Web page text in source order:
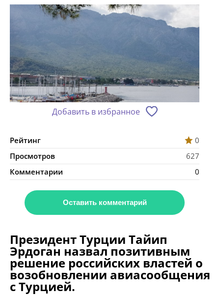
Добавить в избранное
Рейтинг
0
Просмотров
627
Комментарии
0
Оставить комментарий
Президент Турции Тайип
Эрдоган назвал позитивным
решение российских властей о
возобновлении авиасообщения
с Турцией.